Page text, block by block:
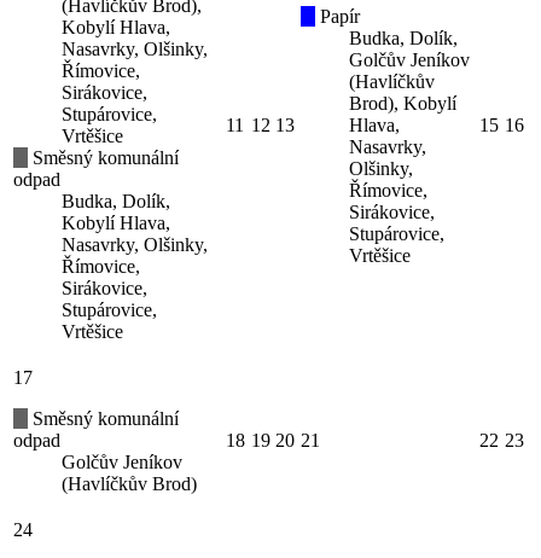
(Havlíčkův Brod),
Kobylí Hlava,
Nasavrky, Olšinky,
Římovice,
Sirákovice,
Stupárovice,
Vrtěšice
Směsný komunální
odpad
Budka, Dolík,
Kobylí Hlava,
Nasavrky, Olšinky,
Římovice,
Sirákovice,
Stupárovice,
Vrtěšice
11 12 13
Papír
Budka, Dolík,
Golčův Jeníkov
(Havlíčkův
Brod), Kobylí
Hlava,
Nasavrky,
Olšinky,
Římovice,
Sirákovice,
Stupárovice,
Vrtěšice
15 16
17
Směsný komunální
odpad
Golčův Jeníkov
(Havlíčkův Brod)
18 19 20 21 22 23
24